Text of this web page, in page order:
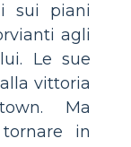
sui piani
agli
Le sue
vittoria
Ma
in